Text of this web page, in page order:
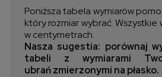
Poniższa tabela wymiarów
który rozmiar wybrać.
w centymetrach.
Nasza sugestia: porównaj
tabeli z wymiarami
ubrań zmierzonymi na płasko.